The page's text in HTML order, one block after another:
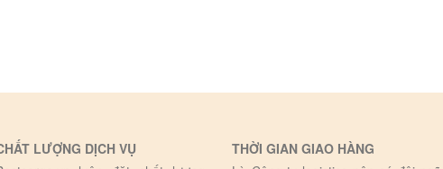
LƯỢNG DỊCH VỤ
THỜI GIAN GIAO HÀNG